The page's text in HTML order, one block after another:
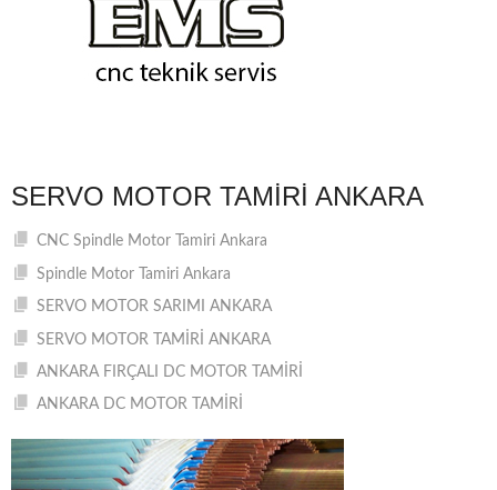
SERVO MOTOR TAMIRI ANKARA
CNC Spindle Motor Tamiri Ankara
Spindle Motor Tamiri Ankara
SERVO MOTOR SARIMI ANKARA
SERVO MOTOR TAMİRİ ANKARA
ANKARA FIRÇALI DC MOTOR TAMİRİ
ANKARA DC MOTOR TAMİRİ